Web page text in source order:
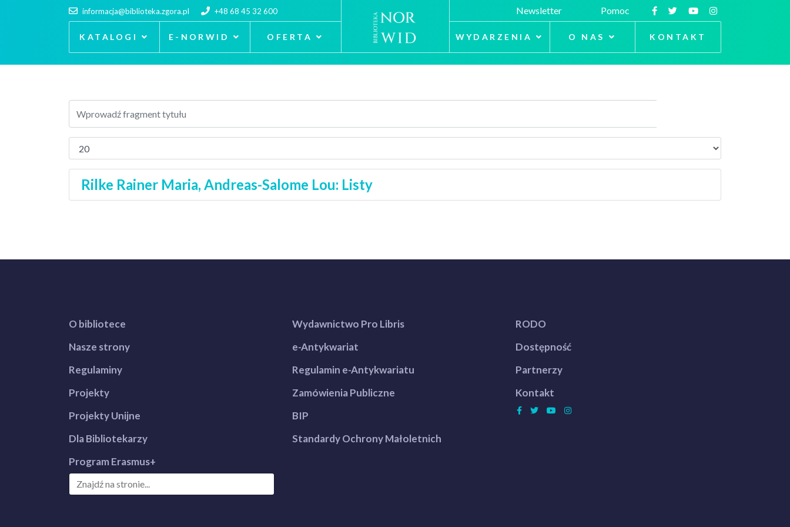
informacja@biblioteka.zgora.pl +48 68 45 32 600
KATALOGI E-NORWID OFERTA
Newsletter Pomoc
WYDARZENIA O NAS KONTAKT
Rilke Rainer Maria, Andreas-Salome Lou: Listy
O bibliotece
Nasze strony
Regulaminy
Projekty
Projekty Unijne
Dla Bibliotekarzy
Program Erasmus+
Wydawnictwo Pro Libris
e-Antykwariat
Regulamin e-Antykwariatu
Zamówienia Publiczne
BIP
Standardy Ochrony Małoletnich
RODO
Dostępność
Partnerzy
Kontakt